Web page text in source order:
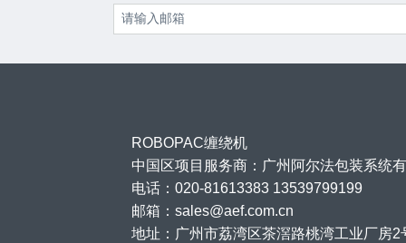
ROBOPAC缠绕机
中国区项目服务商：广州阿尔法包装系统
电话：020-81613383 13539799199
邮箱：sales@aef.com.cn
地址：广州市荔湾区茶滘路桃湾工业厂房2